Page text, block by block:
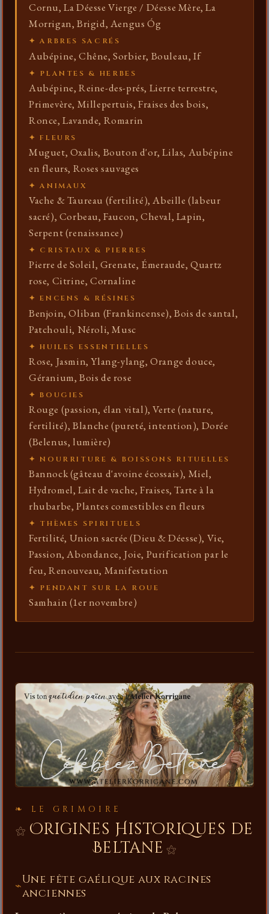
Cornu, La Déesse Vierge / Déesse Mère, La
Morrigan, Brigid, Aengus Óg
✦ ARBRES SACRÉS
Aubépine, Chêne, Sorbier, Bouleau, If
✦ PLANTES & HERBES
Aubépine, Reine-des-prés, Lierre terrestre,
Primevère, Millepertuis, Fraises des bois,
Ronce, Lavande, Romarin
✦ FLEURS
Muguet, Oxalis, Bouton d'or, Lilas, Aubépine
en fleurs, Roses sauvages
✦ ANIMAUX
Vache & Taureau (fertilité), Abeille (labeur
sacré), Corbeau, Faucon, Cheval, Lapin,
Serpent (renaissance)
✦ CRISTAUX & PIERRES
Pierre de Soleil, Grenate, Émeraude, Quartz
rose, Citrine, Cornaline
✦ ENCENS & RÉSINES
Benjoin, Oliban (Frankincense), Bois de santal,
Patchouli, Néroli, Musc
✦ HUILES ESSENTIELLES
Rose, Jasmin, Ylang-ylang, Orange douce,
Géranium, Bois de rose
✦ BOUGIES
Rouge (passion, élan vital), Verte (nature,
fertilité), Blanche (pureté, intention), Dorée
(Belenus, lumière)
✦ NOURRITURE & BOISSONS RITUELLES
Bannock (gâteau d'avoine écossais), Miel,
Hydromel, Lait de vache, Fraises, Tarte à la
rhubarbe, Plantes comestibles en fleurs
✦ THÈMES SPIRITUELS
Fertilité, Union sacrée (Dieu & Déesse), Vie,
Passion, Abondance, Joie, Purification par le
feu, Renouveau, Manifestation
✦ PENDANT SUR LA ROUE
Samhain (1er novembre)
LE GRIMOIRE
Origines Historiques de
Beltane
Une fête gaélique aux racines
anciennes